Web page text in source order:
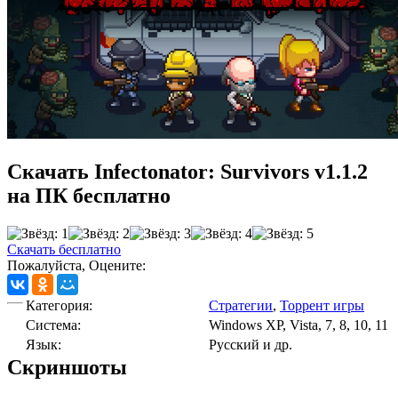
Скачать Infectonator: Survivors v1.1.2
на ПК бесплатно
Скачать бесплатно
Пожалуйста, Оцените:
Категория: Стратегии, Торрент игры
Cистема:
Windows XP, Vista, 7, 8, 10, 11
Язык:
Русский и др.
Скриншоты